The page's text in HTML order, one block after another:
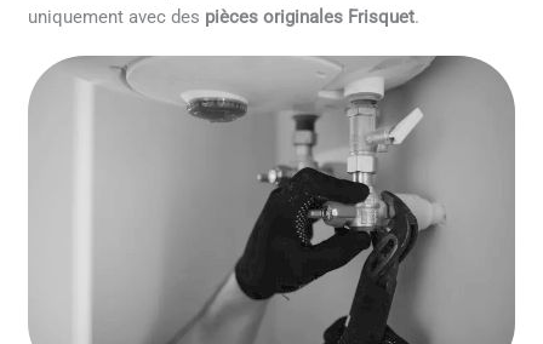
uniquement avec des pièces originales Frisquet.